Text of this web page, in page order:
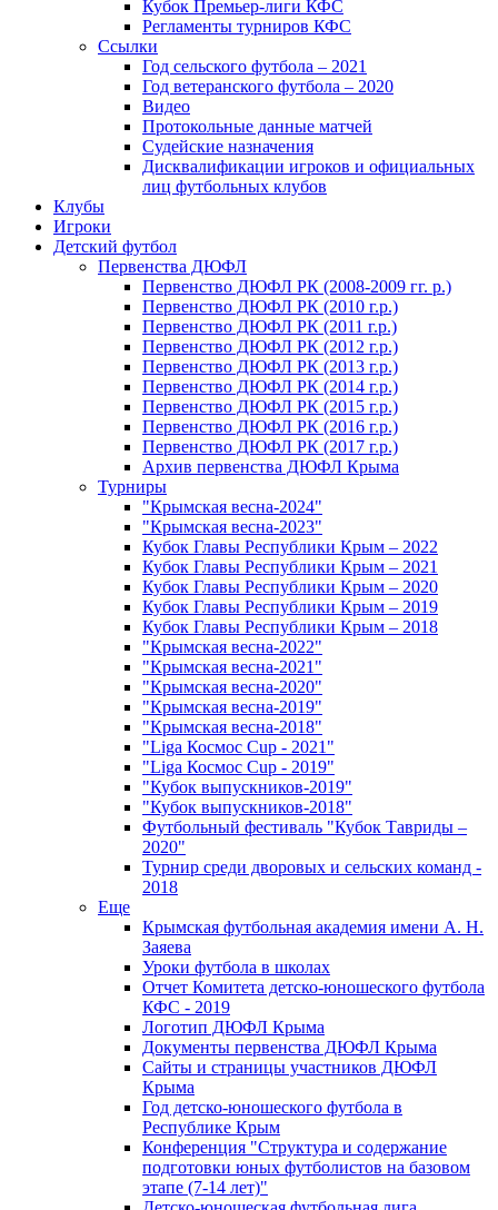
Кубок Премьер-лиги КФС
Регламенты турниров КФС
Ссылки
Год сельского футбола – 2021
Год ветеранского футбола – 2020
Видео
Протокольные данные матчей
Судейские назначения
Дисквалификации игроков и официальных
лиц футбольных клубов
Клубы
Игроки
Детский футбол
Первенства ДЮФЛ
Первенство ДЮФЛ РК (2008-2009 гг. р.)
Первенство ДЮФЛ РК (2010 г.р.)
Первенство ДЮФЛ РК (2011 г.р.)
Первенство ДЮФЛ РК (2012 г.р.)
Первенство ДЮФЛ РК (2013 г.р.)
Первенство ДЮФЛ РК (2014 г.р.)
Первенство ДЮФЛ РК (2015 г.р.)
Первенство ДЮФЛ РК (2016 г.р.)
Первенство ДЮФЛ РК (2017 г.р.)
Архив первенства ДЮФЛ Крыма
Турниры
"Крымская весна-2024"
"Крымская весна-2023"
Кубок Главы Республики Крым – 2022
Кубок Главы Республики Крым – 2021
Кубок Главы Республики Крым – 2020
Кубок Главы Республики Крым – 2019
Кубок Главы Республики Крым – 2018
"Крымская весна-2022"
"Крымская весна-2021"
"Крымская весна-2020"
"Крымская весна-2019"
"Крымская весна-2018"
"Liga Космос Cup - 2021"
"Liga Космос Cup - 2019"
"Кубок выпускников-2019"
"Кубок выпускников-2018"
Футбольный фестиваль "Кубок Тавриды –
2020"
Турнир среди дворовых и сельских команд -
2018
Еще
Крымская футбольная академия имени А. Н.
Заяева
Уроки футбола в школах
Отчет Комитета детско-юношеского футбола
КФС - 2019
Логотип ДЮФЛ Крыма
Документы первенства ДЮФЛ Крыма
Сайты и страницы участников ДЮФЛ
Крыма
Год детско-юношеского футбола в
Республике Крым
Конференция "Структура и содержание
подготовки юных футболистов на базовом
этапе (7-14 лет)"